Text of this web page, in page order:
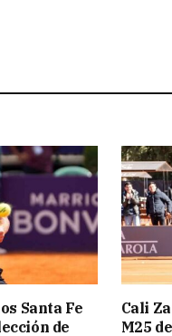
Santa Fe
de
Cali
M25